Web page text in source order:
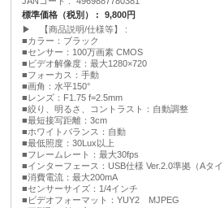
標準価格（税別）
9,800円
▶ 【商品説明/仕様等】
■カラー：ブラック
■センサー：100万画素 CMOS
■ビデオ解像度：最大1280×720
■フォーカス：手動
■画角：水平150°
■レンズ：F1.75 f=2.5mm
■絞り、明るさ、コントラスト：自動調整
■最短接写距離：3cm
■ホワイトバランス：自動
■最低照度：30Lux以上
■フレームレート：最大30fps
■インターフェース：USB仕様 Ver.2.0準拠（Aタイ
■消費電流：最大200mA
■センサーサイズ：1/4インチ
■ビデオフォーマット：YUY2 MJPEG